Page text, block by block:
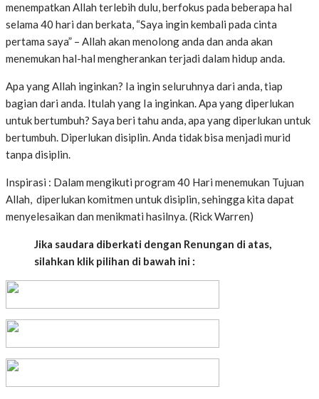
menempatkan Allah terlebih dulu, berfokus pada beberapa hal
selama 40 hari dan berkata, “Saya ingin kembali pada cinta
pertama saya” – Allah akan menolong anda dan anda akan
menemukan hal-hal mengherankan terjadi dalam hidup anda.
Apa yang Allah inginkan? Ia ingin seluruhnya dari anda, tiap
bagian dari anda. Itulah yang Ia inginkan. Apa yang diperlukan
untuk bertumbuh? Saya beri tahu anda, apa yang diperlukan untuk
bertumbuh. Diperlukan disiplin. Anda tidak bisa menjadi murid
tanpa disiplin.
Inspirasi : Dalam mengikuti program 40 Hari menemukan Tujuan
Allah, diperlukan komitmen untuk disiplin, sehingga kita dapat
menyelesaikan dan menikmati hasilnya. (Rick Warren)
Jika saudara diberkati dengan Renungan di atas,
silahkan klik pilihan di bawah ini :